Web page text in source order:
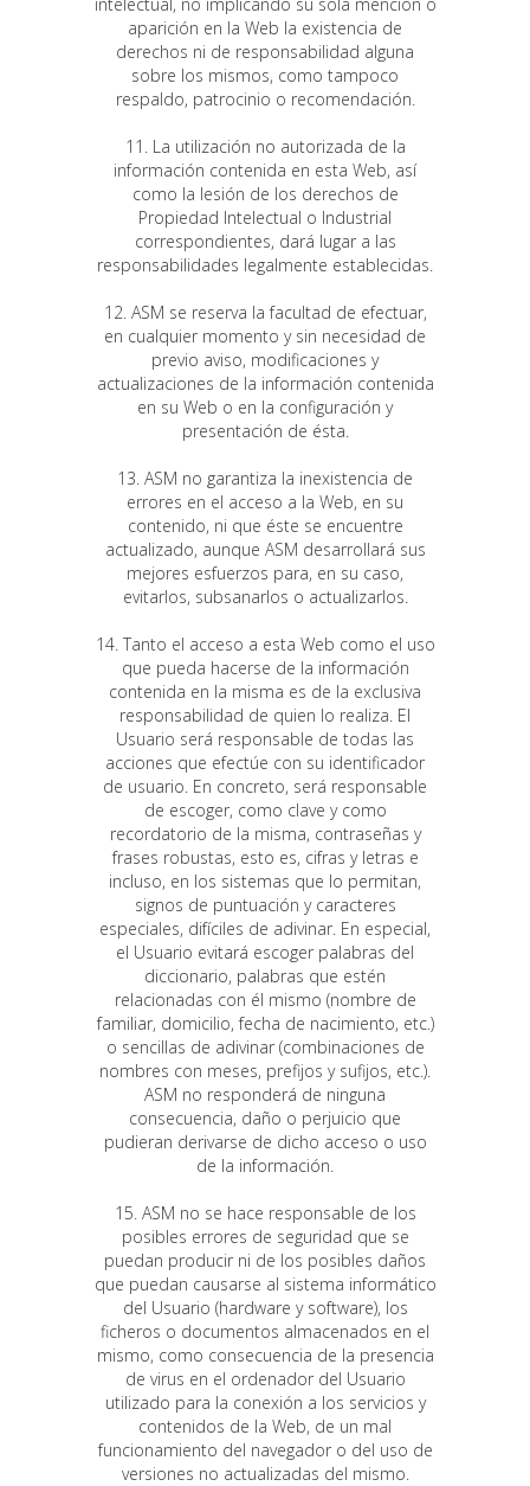
aparición en la Web la existencia de
derechos ni de responsabilidad alguna
sobre los mismos, como tampoco
respaldo, patrocinio o recomendación.
11. La utilización no autorizada de la
información contenida en esta Web, así
como la lesión de los derechos de
Propiedad Intelectual o Industrial
correspondientes, dará lugar a las
responsabilidades legalmente establecidas.
12. ASM se reserva la facultad de efectuar,
en cualquier momento y sin necesidad de
previo aviso, modificaciones y
actualizaciones de la información contenida
en su Web o en la configuración y
presentación de ésta.
13. ASM no garantiza la inexistencia de
errores en el acceso a la Web, en su
contenido, ni que éste se encuentre
actualizado, aunque ASM desarrollará sus
mejores esfuerzos para, en su caso,
evitarlos, subsanarlos o actualizarlos.
14. Tanto el acceso a esta Web como el uso
que pueda hacerse de la información
contenida en la misma es de la exclusiva
responsabilidad de quien lo realiza. El
Usuario será responsable de todas las
acciones que efectúe con su identificador
de usuario. En concreto, será responsable
de escoger, como clave y como
recordatorio de la misma, contraseñas y
frases robustas, esto es, cifras y letras e
incluso, en los sistemas que lo permitan,
signos de puntuación y caracteres
especiales, difíciles de adivinar. En especial,
el Usuario evitará escoger palabras del
diccionario, palabras que estén
relacionadas con él mismo (nombre de
familiar, domicilio, fecha de nacimiento, etc.)
o sencillas de adivinar (combinaciones de
nombres con meses, prefijos y sufijos, etc.).
ASM no responderá de ninguna
consecuencia, daño o perjuicio que
pudieran derivarse de dicho acceso o uso
de la información.
15. ASM no se hace responsable de los
posibles errores de seguridad que se
puedan producir ni de los posibles daños
que puedan causarse al sistema informático
del Usuario (hardware y software), los
ficheros o documentos almacenados en el
mismo, como consecuencia de la presencia
de virus en el ordenador del Usuario
utilizado para la conexión a los servicios y
contenidos de la Web, de un mal
funcionamiento del navegador o del uso de
versiones no actualizadas del mismo.